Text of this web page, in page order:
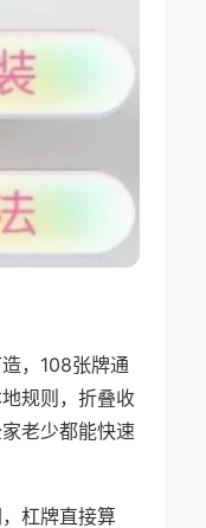
，108张牌通
规则，折叠收
老少都能快速
杠牌直接算